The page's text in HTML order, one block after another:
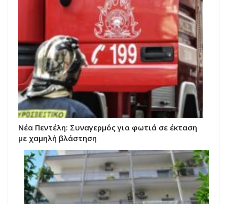
Νέα Πεντέλη: Συναγερμός για φωτιά σε έκταση
με χαμηλή βλάστηση